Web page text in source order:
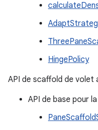
HingePolicy
API de scaffold de
API de base pour